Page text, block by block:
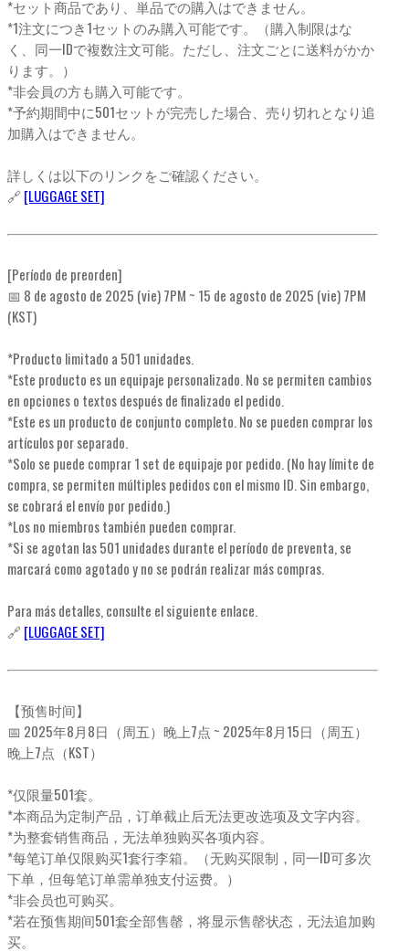
*セット商品であり、単品での購入はできません。
*1注文につき1セットのみ購入可能です。（購入制限はな
く、同一IDで複数注文可能。ただし、注文ごとに送料がかか
ります。）
*非会員の方も購入可能です。
*予約期間中に501セットが完売した場合、売り切れとなり追
加購入はできません。
詳しくは以下のリンクをご確認ください。
🔗 [LUGGAGE SET]
[Período de preorden]
📅 8 de agosto de 2025 (vie) 7PM ~ 15 de agosto de 2025 (vie) 7PM
(KST)
*Producto limitado a 501 unidades.
*Este producto es un equipaje personalizado. No se permiten cambios
en opciones o textos después de finalizado el pedido.
*Este es un producto de conjunto completo. No se pueden comprar los
artículos por separado.
*Solo se puede comprar 1 set de equipaje por pedido. (No hay límite de
compra, se permiten múltiples pedidos con el mismo ID. Sin embargo,
se cobrará el envío por pedido.)
*Los no miembros también pueden comprar.
*Si se agotan las 501 unidades durante el período de preventa, se
marcará como agotado y no se podrán realizar más compras.
Para más detalles, consulte el siguiente enlace.
🔗 [LUGGAGE SET]
【预售时间】
📅 2025年8月8日（周五）晚上7点 ~ 2025年8月15日（周五）
晚上7点（KST）
*仅限量501套。
*本商品为定制产品，订单截止后无法更改选项及文字内容。
*为整套销售商品，无法单独购买各项内容。
*每笔订单仅限购买1套行李箱。（无购买限制，同一ID可多次
下单，但每笔订单需单独支付运费。）
*非会员也可购买。
*若在预售期间501套全部售罄，将显示售罄状态，无法追加购
买。